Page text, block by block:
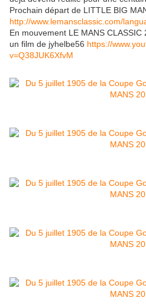
Prochain départ de LITTLE BIG
http://www.lemansclassic.com/
En mouvement LE MANS
un film de jyhelbe56 https://
v=Q38JUK6XfvM